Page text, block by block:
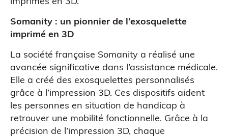
Somanity : un pionnier de l’exosquelette
imprimé en 3D
La société française Somanity a réalisé une
avancée significative dans l’assistance médicale.
Elle a créé des exosquelettes personnalisés
grâce à l’impression 3D. Ces dispositifs aident
les personnes en situation de handicap à
retrouver une mobilité fonctionnelle. Grâce à la
précision de l’impression 3D, chaque